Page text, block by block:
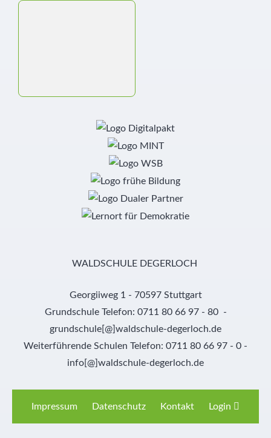
WALDSCHULE DEGERLOCH
Georgiiweg 1 - 70597 Stuttgart
Grundschule Telefon: 0711 80 66 97 - 80 -
grundschule[@]waldschule-degerloch.de
Weiterführende Schulen Telefon: 0711 80 66 97 - 0 -
info[@]waldschule-degerloch.de
Impressum Datenschutz Kontakt Login